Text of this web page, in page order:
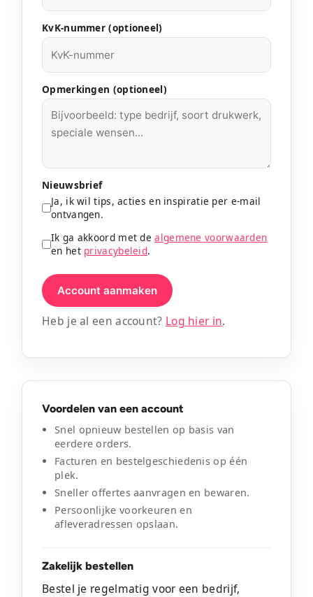
KvK-nummer (optioneel)
Opmerkingen (optioneel)
Nieuwsbrief
Ja, ik wil tips, acties en inspiratie per e-mail
ontvangen.
Ik ga akkoord met dealgemene voorwaarden
en het privacybeleid.
Account aanmaken
Heb je al een account? Log hier in.
Voordelen van een account
Snel opnieuw bestellen op basis van
eerdere orders.
Facturen en bestelgeschiedenis op één
plek.
Sneller offertes aanvragen en bewaren.
Persoonlijke voorkeuren en
afleveradressen opslaan.
Zakelijk bestellen
Bestel je regelmatig voor een bedrijf,